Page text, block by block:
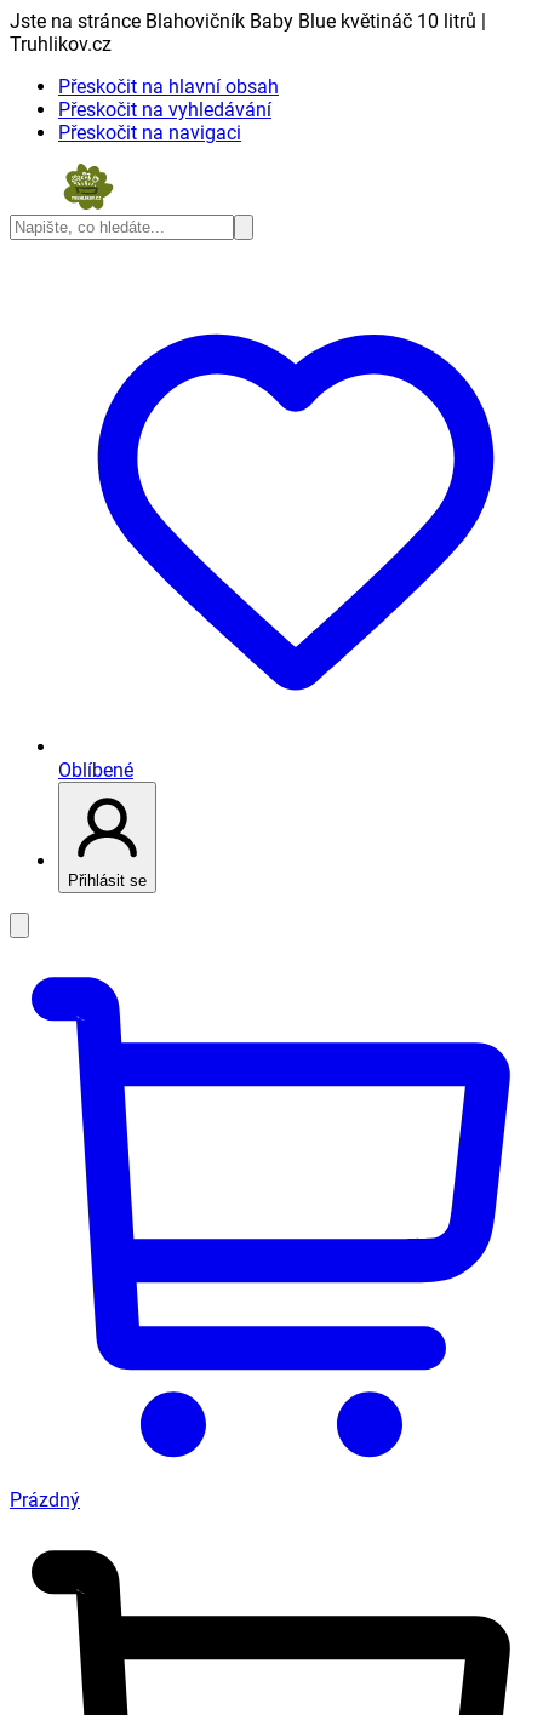
Jste na stránce Blahovičník Baby Blue květináč 10 litrů |
Truhlikov.cz
Přeskočit na hlavní obsah
Přeskočit na vyhledávání
Přeskočit na navigaci
Oblíbené
Přihlásit se
Prázdný